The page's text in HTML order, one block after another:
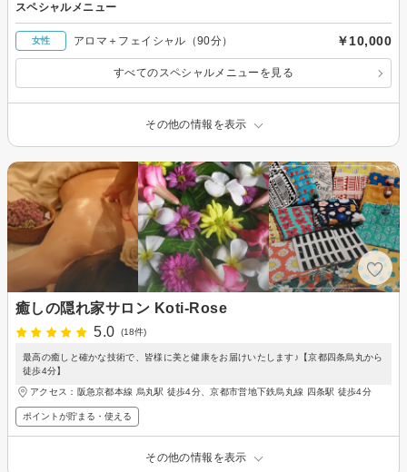
スペシャルメニュー
女性 アロマ＋フェイシャル（90分） ￥10,000
すべてのスペシャルメニューを見る
その他の情報を表示
癒しの隠れ家サロン Koti-Rose
5.0
(18件)
最高の癒しと確かな技術で、皆様に美と健康をお届けいたします♪【京都四条烏丸から
徒歩4分】
アクセス：阪急京都本線 烏丸駅 徒歩4分、京都市営地下鉄烏丸線 四条駅 徒歩4分
ポイントが貯まる・使える
その他の情報を表示